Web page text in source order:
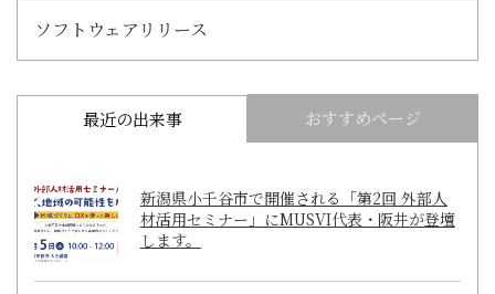
ソフトウェアリリース
最近の出来事 おすすめページ
新潟県小千谷市で開催される「第2回 外部人
材活用セミナー」にMUSVI代表・阪井が登壇
します。